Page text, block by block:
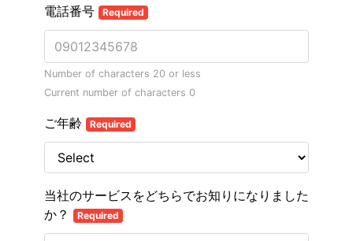
電話番号 Required
Number of characters 20 or less
Current number of characters 0
ご年齢 Required
当社のサービスをどちらでお知りになりました
か？
Required